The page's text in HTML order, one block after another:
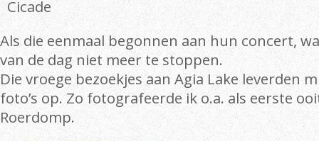
Cicade
Als die eenmaal begonnen aan hun concert,
van de dag niet meer te stoppen.
Die vroege bezoekjes aan Agia Lake leverden
foto’s op. Zo fotografeerde ik o.a. als eerste
Roerdomp.